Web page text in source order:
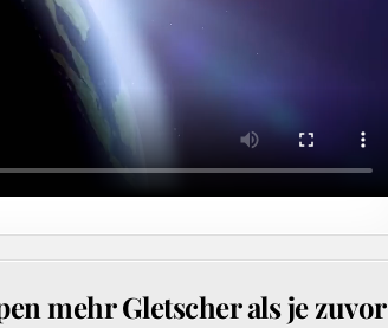
mehr Gletscher als je zuvor